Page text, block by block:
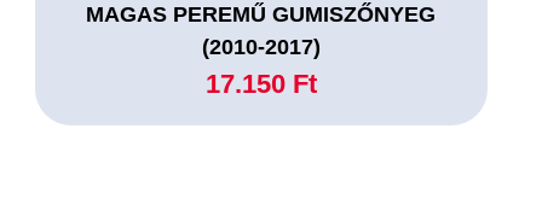
MAGAS PEREMŰ GUMISZŐNYEG
(2010-2017)
17.150 Ft